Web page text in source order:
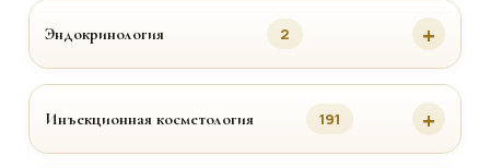
Эндокринология 2
Инъекционная косметология 191